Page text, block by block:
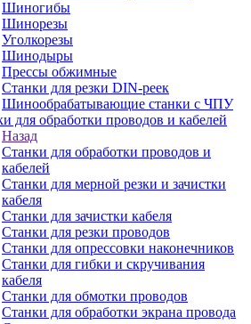
Шиногибы
Шинорезы
Уголкорезы
Шинодыры
Прессы обжимные
Станки для резки DIN-реек
Шинообрабатывающие станки с ЧПУ
для обработки проводов и кабелей
Назад
Станки для обработки проводов и
кабелей
Станки для мерной резки и зачистки
кабеля
Станки для зачистки кабеля
Станки для резки проводов
Станки для опрессовки наконечников
Станки для гибки и скручивания
кабеля
Станки для обмотки проводов
Станки для обработки экрана провода